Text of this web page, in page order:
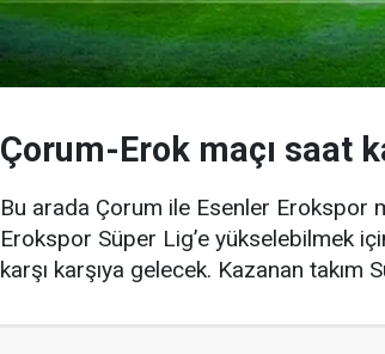
Çorum-Erok maçı saat
Bu arada Çorum ile Esenler Erokspor
Erokspor Süper Lig’e yükselebilmek
karşı karşıya gelecek. Kazanan takım